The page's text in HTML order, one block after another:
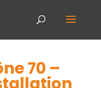
70 –